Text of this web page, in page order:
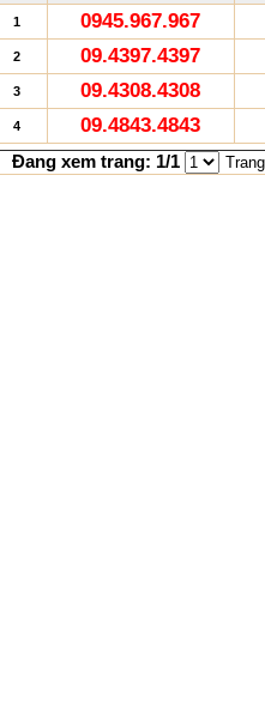
1 0945.967.967
2 09.4397.4397
3 09.4308.4308
4 09.4843.4843
Đang xem trang: 1/1